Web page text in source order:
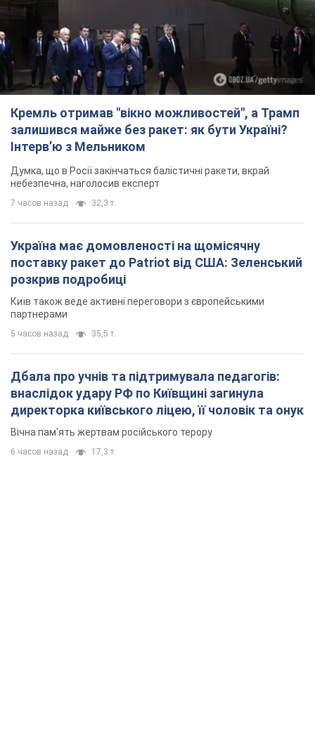
Кремль отримав "вікно можливостей", а Трамп
залишився майже без ракет: як бути Україні?
Інтерв’ю з Мельником
Думка, що в Росії закінчаться балістичні ракети, вкрай
небезпечна, наголосив експерт
7 часов назад 32,3 т.
Україна має домовленості на щомісячну
поставку ракет до Patriot від США: Зеленський
розкрив подробиці
Київ також веде активні переговори з європейськими
партнерами
5 часов назад 35,5 т.
Дбала про учнів та підтримувала педагогів:
внаслідок удару РФ по Київщині загинула
директорка київського ліцею, її чоловік та онук
Вічна пам'ять жертвам російського терору
6 часов назад 17,3 т.